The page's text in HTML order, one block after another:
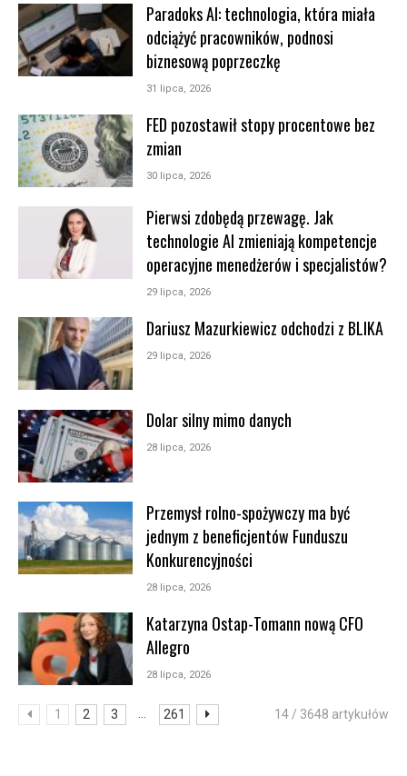
Paradoks AI: technologia, która miała
odciążyć pracowników, podnosi
biznesową poprzeczkę
31 lipca, 2026
FED pozostawił stopy procentowe bez
zmian
30 lipca, 2026
Pierwsi zdobędą przewagę. Jak
technologie AI zmieniają kompetencje
operacyjne menedżerów i specjalistów?
29 lipca, 2026
Dariusz Mazurkiewicz odchodzi z BLIKA
29 lipca, 2026
Dolar silny mimo danych
28 lipca, 2026
Przemysł rolno-spożywczy ma być
jednym z beneficjentów Funduszu
Konkurencyjności
28 lipca, 2026
Katarzyna Ostap-Tomann nową CFO
Allegro
28 lipca, 2026
1 2 3 ... 261 14 / 3648 artykułów